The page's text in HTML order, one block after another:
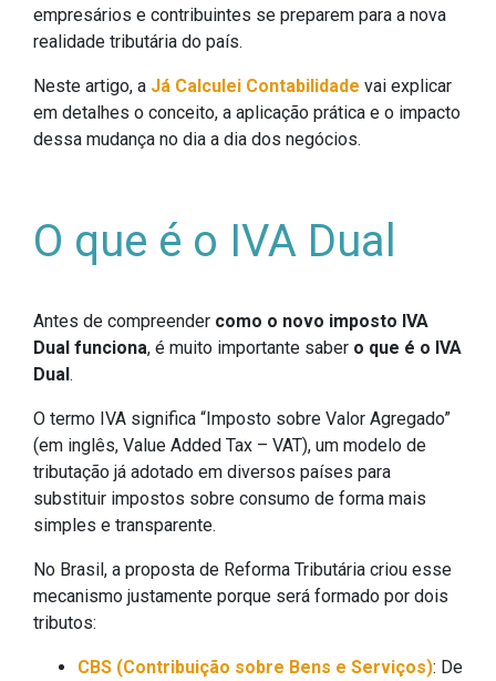
empresários e contribuintes se preparem para a nova
realidade tributária do país.
Neste artigo, a Já Calculei Contabilidade vai explicar
em detalhes o conceito, a aplicação prática e o impacto
dessa mudança no dia a dia dos negócios.
O que é o IVA Dual
Antes de compreender como o novo imposto IVA
Dual funciona, é muito importante saber o que é o IVA
Dual.
O termo IVA significa “Imposto sobre Valor Agregado”
(em inglês, Value Added Tax – VAT), um modelo de
tributação já adotado em diversos países para
substituir impostos sobre consumo de forma mais
simples e transparente.
No Brasil, a proposta de Reforma Tributária criou esse
mecanismo justamente porque será formado por dois
tributos:
CBS (Contribuição sobre Bens e Serviços): De